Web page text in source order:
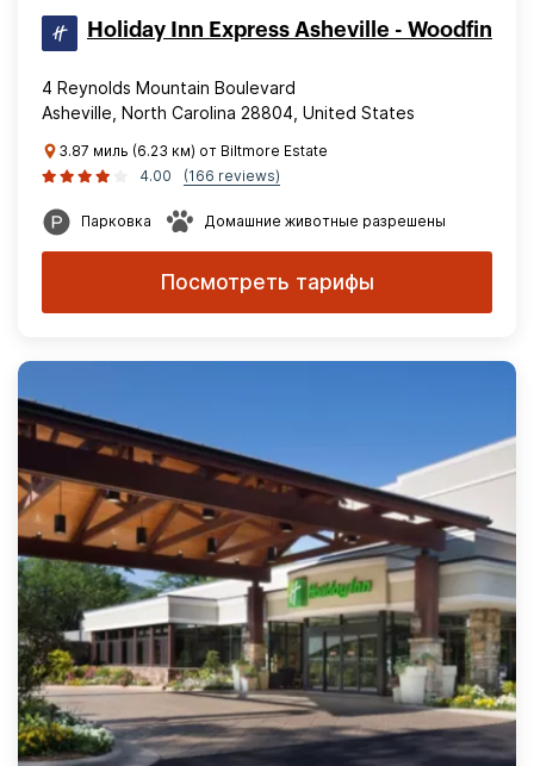
Holiday Inn Express Asheville - Woodfin
4 Reynolds Mountain Boulevard
Asheville, North Carolina 28804, United States
3.87 миль (6.23 км) от Biltmore Estate
4.00
(166 reviews)
Парковка Домашние животные разрешены
Посмотреть тарифы